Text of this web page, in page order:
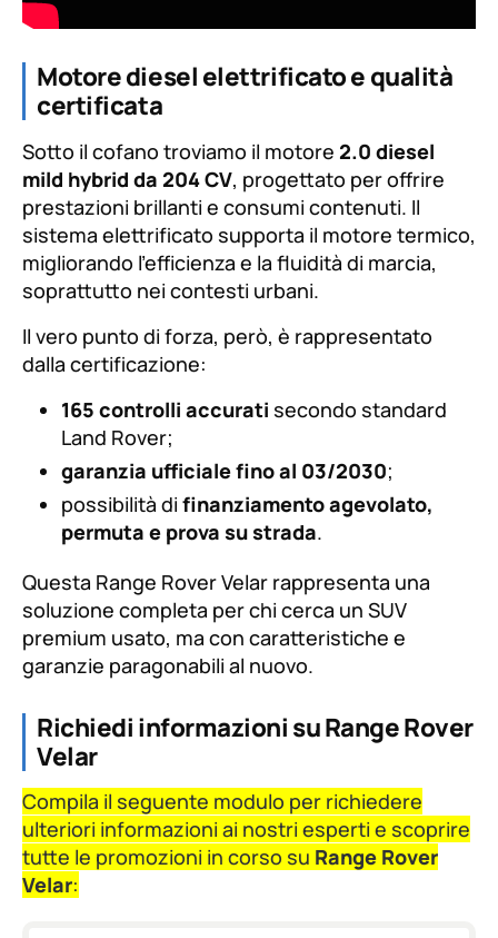
Motore diesel elettrificato e qualità
certificata
Sotto il cofano troviamo il motore 2.0 diesel
mild hybrid da 204 CV, progettato per offrire
prestazioni brillanti e consumi contenuti. Il
sistema elettrificato supporta il motore termico,
migliorando l’efficienza e la fluidità di marcia,
soprattutto nei contesti urbani.
Il vero punto di forza, però, è rappresentato
dalla certificazione:
165 controlli accurati secondo standard
Land Rover;
garanzia ufficiale fino al 03/2030;
possibilità di finanziamento agevolato,
permuta e prova su strada.
Questa Range Rover Velar rappresenta una
soluzione completa per chi cerca un SUV
premium usato, ma con caratteristiche e
garanzie paragonabili al nuovo.
Richiedi informazioni su Range Rover
Velar
Compila il seguente modulo per richiedere
ulteriori informazioni ai nostri esperti e scoprire
tutte le promozioni in corso su Range Rover
Velar: